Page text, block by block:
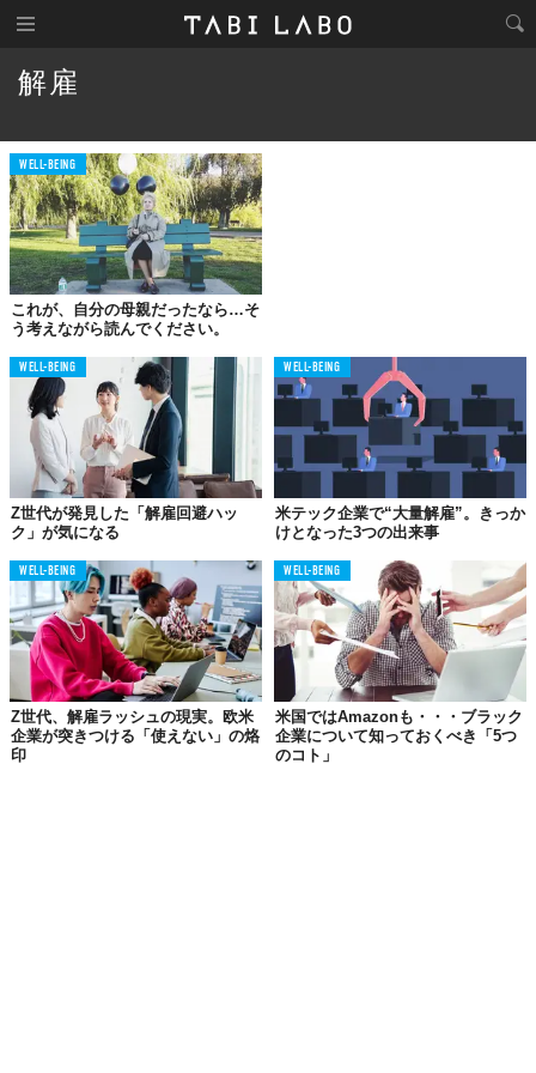
解雇
WELL-BEING
これが、自分の母親だったなら…そ
う考えながら読んでください。
WELL-BEING
Z世代が発見した「解雇回避ハッ
ク」が気になる
WELL-BEING
米テック企業で“大量解雇”。きっか
けとなった3つの出来事
WELL-BEING
Z世代、解雇ラッシュの現実。欧米
企業が突きつける「使えない」の烙
印
WELL-BEING
米国ではAmazonも・・・ブラック
企業について知っておくべき「5つ
のコト」